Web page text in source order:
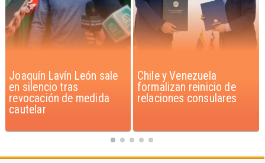
Chile y Venezuela
formalizan reinicio de
relaciones consulares
Feriantes rechazan
dichos de Camila Flores
sobre Fabiola Campillai